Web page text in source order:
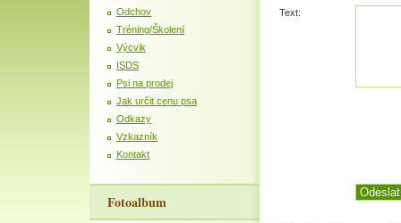
Odchov
Tréning/Školení
Výcvik
ISDS
Psi na prodej
Jak určit cenu psa
Odkazy
Vzkazník
Kontakt
Fotoalbum
Text: